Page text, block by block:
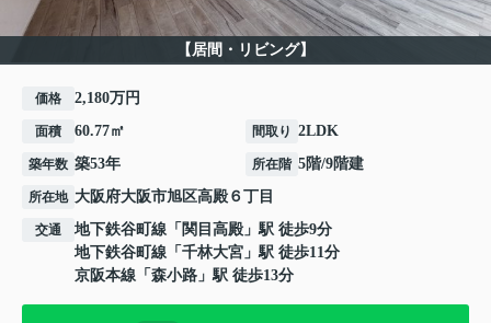
【居間・リビング】
価格 2,180万円
面積 60.77㎡ 間取り 2LDK
築年数 築53年 所在階 5階/9階建
所在地 大阪府大阪市旭区高殿 ６丁目
交通 地下鉄谷町線 「 関目高殿 」駅 徒歩9分
地下鉄谷町線 「 千林大宮 」駅 徒歩11分
京阪本線 「 森小路 」駅 徒歩13分